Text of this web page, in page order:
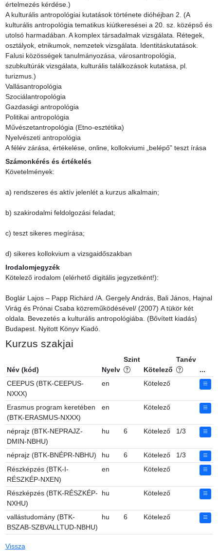
értelmezés kérdése.)
A kulturális antropológiai kutatások története dióhéjban 2. (A
kulturális antropológia tematikus kiútkeresései a 20. sz. középső és
utolsó harmadában. A komplex társadalmak vizsgálata. Rétegek,
osztályok, etnikumok, nemzetek vizsgálata. Identitáskutatások.
Falusi közösségek tanulmányozása, városantropológia,
szubkultúrák vizsgálata, kulturális találkozások kutatása, pl.
turizmus.)
Vallásantropológia
Szociálantropológia
Gazdasági antropológia
Politikai antropológia
Művészetantropológia (Etno-esztétika)
Nyelvészeti antropológia
A félév zárása, értékelése, online, kollokviumi „belépő” teszt írása
Számonkérés és értékelés
Követelmények:
a) rendszeres és aktív jelenlét a kurzus alkalmain;
b) szakirodalmi feldolgozási feladat;
c) teszt sikeres megírása;
d) sikeres kollokvium a vizsgaidőszakban
Irodalomjegyzék
Kötelező irodalom (elérhető digitális jegyzetként!):
Boglár Lajos – Papp Richárd /A. Gergely András, Bali János, Hajnal
Virág és Prónai Csaba közreműködésével/ (2007) A tükör két
oldala. Bevezetés a kulturális antropológiába. (Bővített kiadás)
Budapest. Nyitott Könyv Kiadó.
Kurzus szakjai
Név (kód) Nyelv
Szint
Kötelező
Tanév
...
CEEPUS (BTK-CEEPUS-
NXXX)
en Kötelező
Erasmus program keretében
(BTK-ERASMUS-NXXX)
en Kötelező
néprajz (BTK-NEPRAJZ-
DMIN-NBHU)
hu 6 Kötelező 1/3
néprajz (BTK-BNÉPR-NBHU) hu 6 Kötelező
1/3
Részképzés (BTK-I-
RÉSZKÉP-NXEN)
en Kötelező
Részképzés (BTK-RÉSZKÉP-
NXHU)
hu Kötelező
vallástudomány (BTK-
BSZAB-SZBVALLTUD-NBHU)
hu 6 Kötelező
Vissza